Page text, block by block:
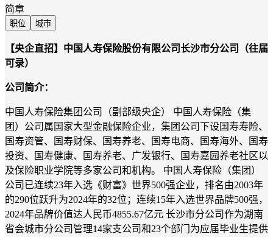
简章
职位 城市
【央企直招】中国人寿保险股份有限公司长沙市分公司（往届
可录）
公司简介：
中国人寿保险集团公司 （副部级央企）
中国人寿保险（集
团）公司属国家大型金融保险企业，集团公司下设国寿寿险、
国寿资管、国寿财保、国寿养老、国寿电商、国寿海外、国寿
投资、国寿健康、国寿养老、广发银行、国寿嘉园养老社区以
及保险职业学院等多家公司和机构。 中国人寿保险（集团）
公司已连续23年入选《财富》世界500强企业，排名由2003年
的290位跃升为2024年的32位；连续15年入选世界品牌500强，
2024年品牌价值达人民币4855.67亿元 长沙市分公司作为湖南
省会城市分公司管理14家支公司和23个部门为应届毕业生提供